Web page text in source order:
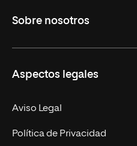
Másteres Oficiales
Doctorados
Experto Universitario
Postgrados
Sobre nosotros
Facultades
Nuestro Equipo
Trabaja en UNIR
Aspectos legales
Aviso Legal
Política de Privacidad